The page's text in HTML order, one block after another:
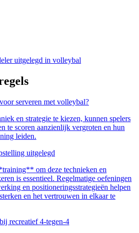
serveren met volleybal?
en strategie⁤ te kiezen, kunnen ⁤spelers
te scoren aanzienlijk ⁤vergroten en hun
leiden.
uitgelegd
om deze technieken en
is essentieel. Regelmatige oefeningen
en positioneringsstrategieën helpen
⁣en⁤ het vertrouwen in ⁤elkaar te
recreatief 4-tegen-4